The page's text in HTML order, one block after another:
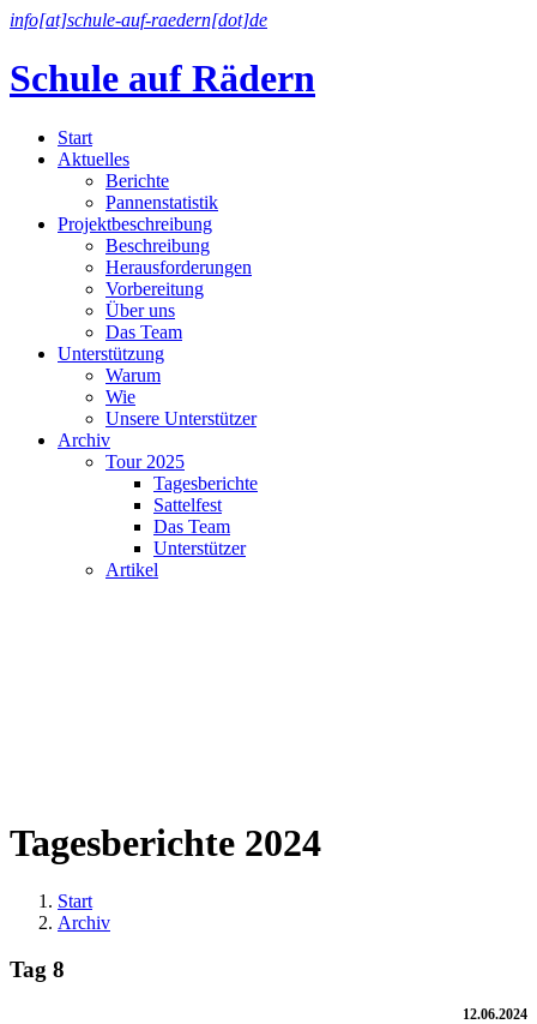
info[at]schule-auf-raedern[dot]de
Schule auf Rädern
Start
Aktuelles
Berichte
Pannenstatistik
Projektbeschreibung
Beschreibung
Herausforderungen
Vorbereitung
Über uns
Das Team
Unterstützung
Warum
Wie
Unsere Unterstützer
Archiv
Tour 2025
Tagesberichte
Sattelfest
Das Team
Unterstützer
Artikel
Tagesberichte 2024
Start
Archiv
Tag 8
12.06.2024